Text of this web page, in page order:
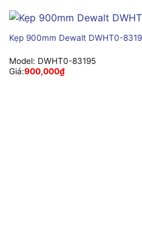
Kẹp 900mm Dewalt DWHT0-
Model: DWHT0-83195
Giá:900,000₫